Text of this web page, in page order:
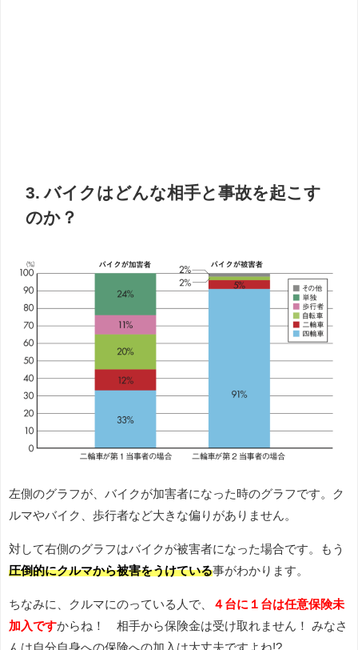
3. バイクはどんな相手と事故を起こす
のか？
左側のグラフが、バイクが加害者になった時のグラフです。ク
ルマやバイク、歩行者など大きな偏りがありません。
対して右側のグラフはバイクが被害者になった場合です。もう
圧倒的にクルマから被害をうけている事がわかります。
ちなみに、クルマにのっている人で、
４台に１台は任意保険未
加入ですからね！ 相手から保険金は受け取れません！ みなさ
んは自分自身への保険への加入は大丈夫ですよね!?